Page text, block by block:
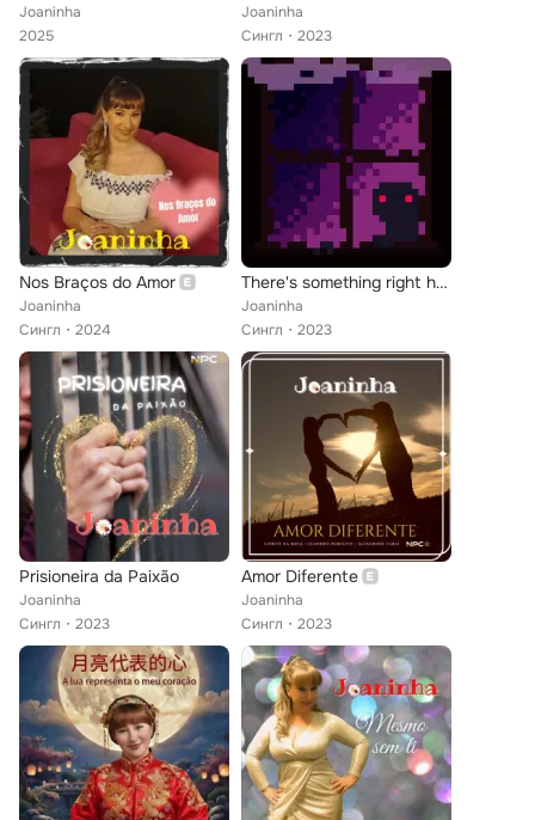
Joaninha
2025
Joaninha
Сингл
2023
Nos Braços do Amor
Joaninha
Сингл
2024
There's something right here
Joaninha
Сингл
2023
Prisioneira da Paixão
Joaninha
Сингл
2023
Amor Diferente
Joaninha
Сингл
2023